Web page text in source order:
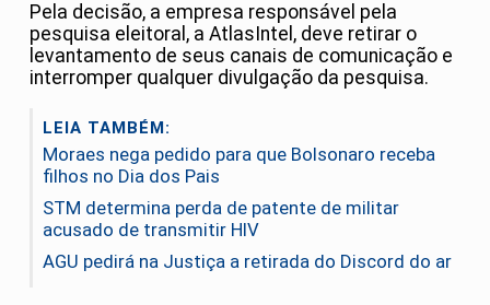
Pela decisão, a empresa responsável pela
pesquisa eleitoral, a AtlasIntel, deve retirar o
levantamento de seus canais de comunicação e
interromper qualquer divulgação da pesquisa.
LEIA TAMBÉM:
Moraes nega pedido para que Bolsonaro receba
filhos no Dia dos Pais
STM determina perda de patente de militar
acusado de transmitir HIV
AGU pedirá na Justiça a retirada do Discord do ar